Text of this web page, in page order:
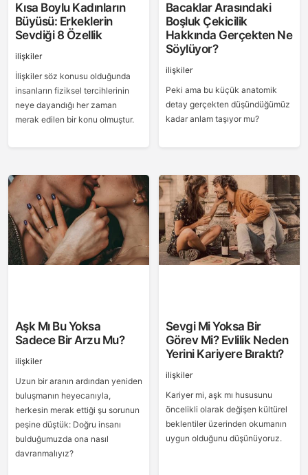
Kısa Boylu Kadınların
Büyüsü: Erkeklerin
Sevdiği 8 Özellik
ilişkiler
İlişkiler söz konusu olduğunda
insanların fiziksel tercihlerinin
neye dayandığı her zaman
merak edilen bir konu olmuştur.
Bacaklar Arasındaki
Boşluk Çekicilik
Hakkında Gerçekten Ne
Söylüyor?
ilişkiler
Peki ama bu küçük anatomik
detay gerçekten düşündüğümüz
kadar anlam taşıyor mu?
Aşk Mı Bu Yoksa
Sadece Bir Arzu Mu?
ilişkiler
Uzun bir aranın ardından yeniden
buluşmanın heyecanıyla,
herkesin merak ettiği şu sorunun
peşine düştük: Doğru insanı
bulduğumuzda ona nasıl
davranmalıyız?
Sevgi Mi Yoksa Bir
Görev Mi? Evlilik Neden
Yerini Kariyere Bıraktı?
ilişkiler
Kariyer mi, aşk mı hususunu
öncelikli olarak değişen kültürel
beklentiler üzerinden okumanın
uygun olduğunu düşünüyoruz.